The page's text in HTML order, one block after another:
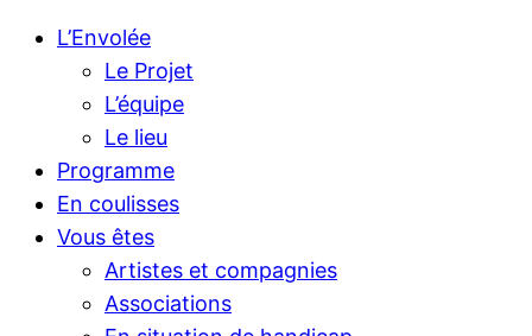
L’Envolée
Le Projet
L’équipe
Le lieu
Programme
En coulisses
Vous êtes
Artistes et compagnies
Associations